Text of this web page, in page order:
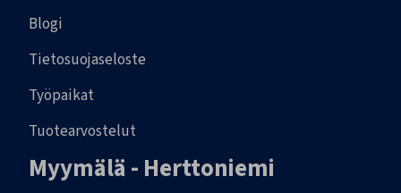
Blogi
Tietosuojaseloste
Työpaikat
Tuotearvostelut
Myymälä - Herttoniemi